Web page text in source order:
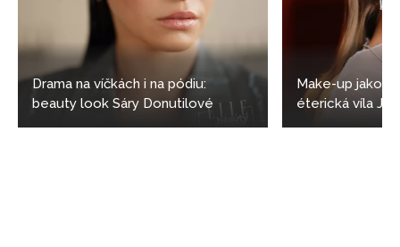
NEWSLETTER
Drama na víčkách i na pódiu:
beauty look Sáry Donutilové
Make-up jako z
éterická víla